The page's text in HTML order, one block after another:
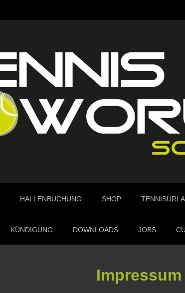
HALLENBUCHUNG SHOP
KÜNDIGUNG DOWNLOADS JOBS
Impressum